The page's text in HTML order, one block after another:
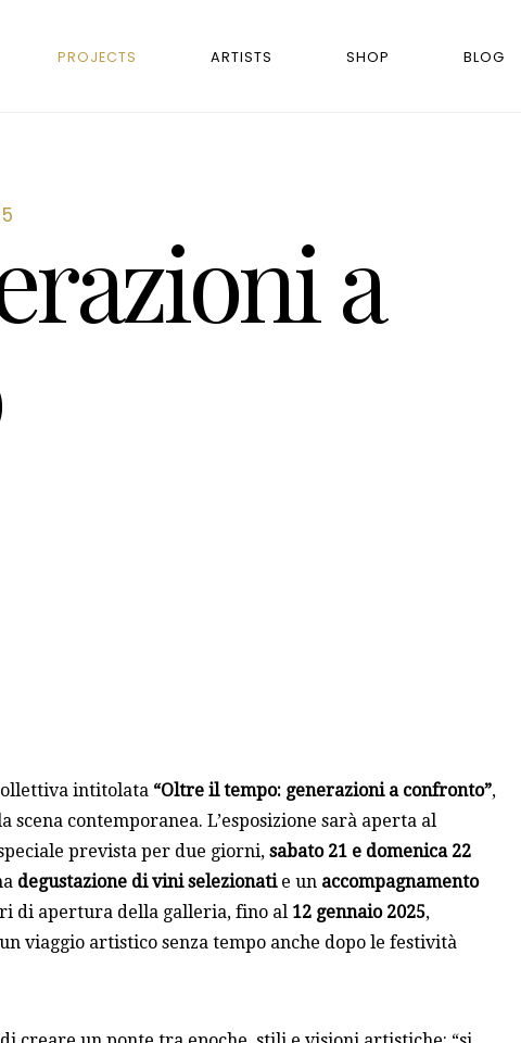
PROJECTS ARTISTS SHOP BLOG
a
intitolata “Oltre il tempo: generazioni a confronto”,
contemporanea. L’esposizione sarà aperta al
prevista per due giorni,sabato 21 e domenica 22
degustazione di vini selezionatie un accompagnamento
di apertura della galleria, fino al 12 gennaio 2025,
viaggio artistico senza tempo anche dopo le festività